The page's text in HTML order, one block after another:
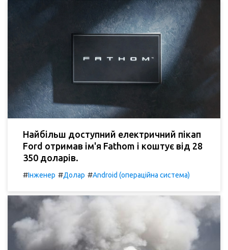
Найбільш доступний електричний пікап
Ford отримав ім'я Fathom і коштує від 28
350 доларів.
#Інженер #Долар #Android (операційна система)